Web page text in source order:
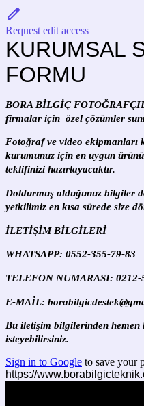
Request edit access
KURUMSAL
FORMU
BORA BİLGİÇ
firmalar için özel çözümler
Fotoğraf ve video ekipmanları
kurumunuz için en uygun
teklifinizi hazırlayacaktır.
Doldurmuş olduğunuz bilgiler
yetkilimiz en kısa sürede size
İLETİŞİM BİLGİLERİ
WHATSAPP: 0552-355-79-83
TELEFON NUMARASI: 0212-
E-MAİL:
Bu iletişim bilgilerinden hemen
isteyebilirsiniz.
Sign in to Google to save your
https://